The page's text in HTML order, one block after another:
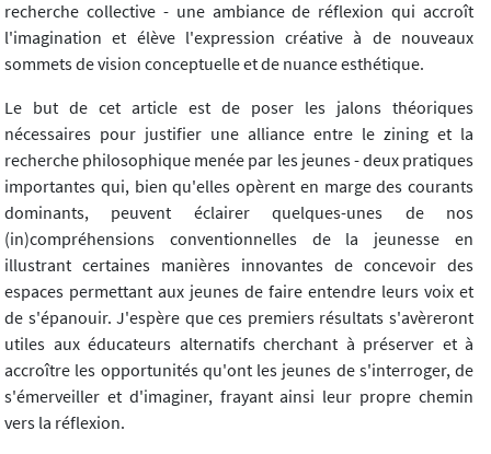
recherche collective - une ambiance de réflexion qui accroît
l'imagination et élève l'expression créative à de nouveaux
sommets de vision conceptuelle et de nuance esthétique.
Le but de cet article est de poser les jalons théoriques
nécessaires pour justifier une alliance entre le zining et la
recherche philosophique menée par les jeunes - deux pratiques
importantes qui, bien qu'elles opèrent en marge des courants
dominants, peuvent éclairer quelques-unes de nos
(in)compréhensions conventionnelles de la jeunesse en
illustrant certaines manières innovantes de concevoir des
espaces permettant aux jeunes de faire entendre leurs voix et
de s'épanouir. J'espère que ces premiers résultats s'avèreront
utiles aux éducateurs alternatifs cherchant à préserver et à
accroître les opportunités qu'ont les jeunes de s'interroger, de
s'émerveiller et d'imaginer, frayant ainsi leur propre chemin
vers la réflexion.